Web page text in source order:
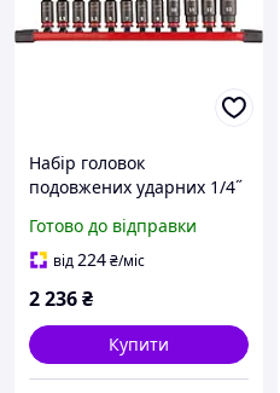
Набір головок
подовжених ударних 1/4˝
(4932480453)
Готово до відправки
від224₴/міс
2 236₴
Купити